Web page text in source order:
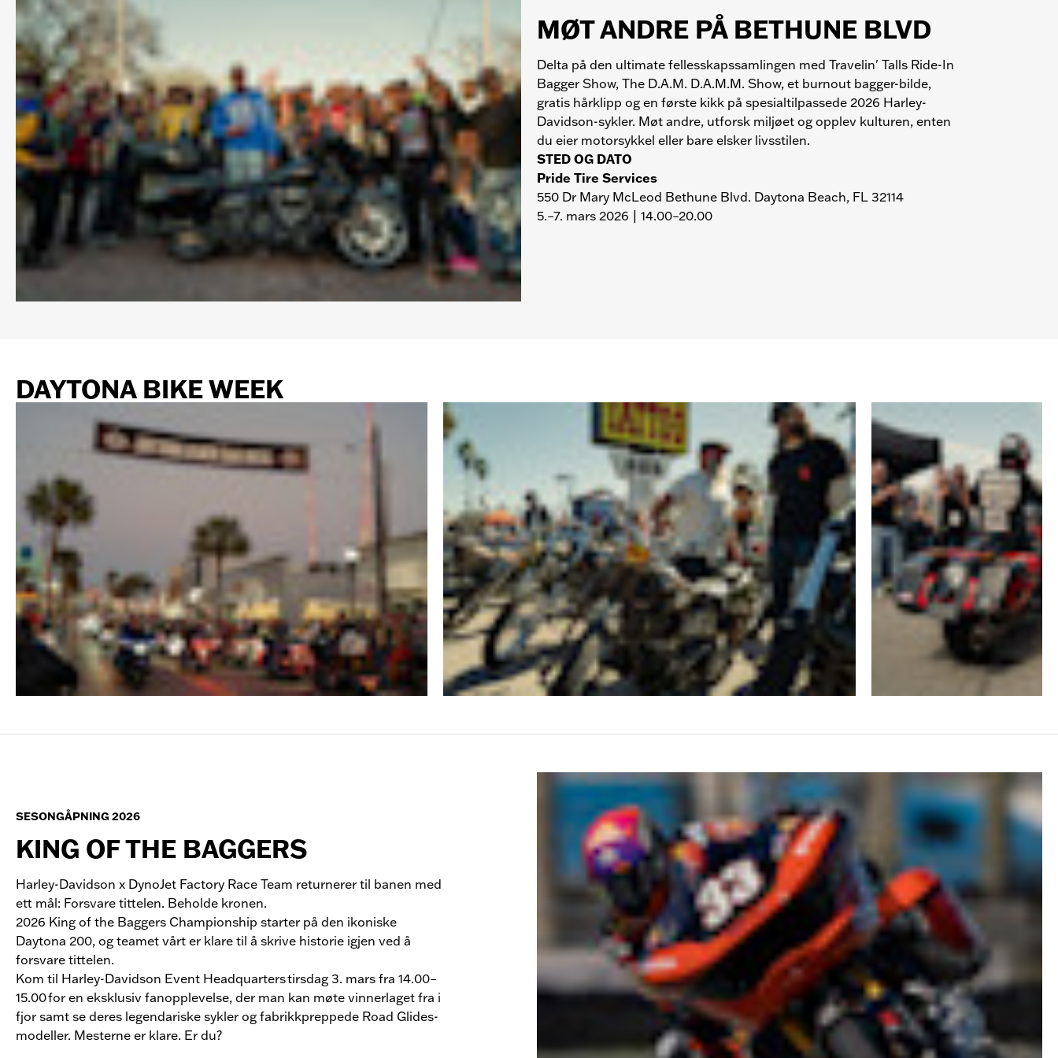
Last ned H-D-appen. Planlegg og registrer turen, få H-Ds arrangementsplan
og eksklusivt innhold, og delta i Daytona Bike Week Challenge. Skaff deg
Er du allerede medlem? Koble til kontoen din så du ikke går glipp av noe.
MØT ANDRE PÅ BETHUNE BLVD
Delta på den ultimate fellesskapssamlingen med Travelin' Talls Ride-In
Bagger Show, The D.A.M. D.A.M.M. Show, et burnout bagger-bilde,
gratis hårklipp og en første kikk på spesialtilpassede 2026 Harley-
Davidson-sykler. Møt andre, utforsk miljøet og opplev kulturen, enten
du eier motorsykkel eller bare elsker livsstilen.
STED OG DATO
Pride Tire Services
550 Dr Mary McLeod Bethune Blvd. Daytona Beach, FL 32114
5.–7. mars 2026 | 14.00–20.00
DAYTONA BIKE WEEK
SESONGÅPNING 2026
KING OF THE BAGGERS
Harley-Davidson x DynoJet Factory Race Team returnerer til banen med
ett mål: Forsvare tittelen. Beholde kronen.
2026 King of the Baggers Championship starter på den ikoniske
Daytona 200, og teamet vårt er klare til å skrive historie igjen ved å
forsvare tittelen.
Kom til Harley-Davidson Event Headquarters tirsdag 3. mars fra 14.00–
15.00 for en eksklusiv fanopplevelse, der man kan møte vinnerlaget fra i
fjor samt se deres legendariske sykler og fabrikkpreppede Road Glides-
modeller. Mesterne er klare. Er du?